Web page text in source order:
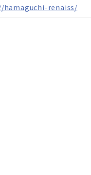
hamaguchi-renaiss/